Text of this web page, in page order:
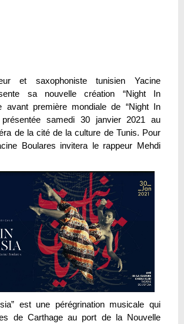
et saxophoniste tunisien Yacine
sa nouvelle création “Night In
avant première mondiale de “Night In
présentée samedi 30 janvier 2021 au
de la cité de la culture de Tunis. Pour
Boulares invitera le rappeur Mehdi
est une pérégrination musicale qui
de Carthage au port de la Nouvelle